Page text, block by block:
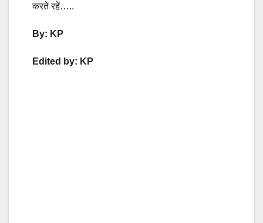
करते रहें…..
By: KP
Edited by: KP